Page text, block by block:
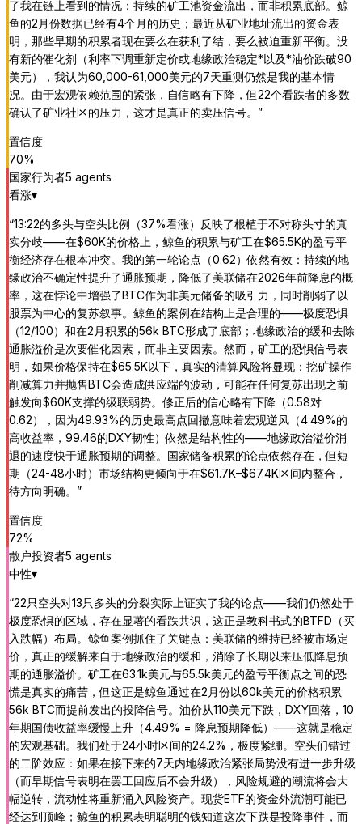
了我在链上看到的情况：持续的矿工池资金流出，而非积累底部。鲸
鱼的2月份数据已经有4个月的历史；最近从矿业地址流出的资金表
明，那些早期的积累者现在要么在获利了结，要么被迫重新平衡。没
有新的催化剂（利率下调重新定价或地缘政治稳定*以及*油价跌破90
美元），我认为60,000-61,000美元的7天重测仍然是我的基本情
况。由于宏观依赖范围的紧张，自信略有下降，但22个看跌者的多数
确认了矿业社区的压力，这才是真正的卖压信号。 ”
置信度
70%
国家行为者5 agents
看涨▾
“13:22的多头与空头比例（37%看涨）反映了根植于不对称头寸的真
实分歧——在$60K的价格上，鲸鱼的积累与矿工在$65.5K的盈亏平
衡经济存在根本冲突。我的第一轮论点（0.62）依然有效：持续的地
缘政治不确定性提升了通胀预期，降低了美联储在2026年前降息的概
率，这在悖论中增强了BTC作为非美元储备的吸引力，同时削弱了以
股票为中心的复苏叙事。鲸鱼的案例在结构上是合理的——极度恐惧
（12/100）和在2月积累的56k BTC形成了底部；地缘政治的缓和去除
通胀溢价是次要催化因素，而非主要因素。然而，矿工的恐惧信号表
明，如果价格保持在$65.5K以下，真实的清算风险将显现：挖矿操作
削减算力并抛售BTC会造成供应端的波动，可能在任何复苏出现之前
触发向$60K支撑的级联弱势。修正后的信心略有下降（0.58对
0.62），因为49.93%的历史最高点回撤意味着宏观逆风（4.49%的
高收益率，99.46的DXY韧性）依然是结构性的——地缘政治溢价消
退的速度快于通胀预期的调整。国家储备积累的论点依然存在，但短
期（24-48小时）市场结构更倾向于在$61.7K–$67.4K区间内整合，
待方向明确。 ”
置信度
72%
散户投资者5 agents
中性▾
“22只空头对13只多头的分裂实际上证实了我的论点——我们仍然处于
极度恐惧的区域，存在显著的看跌共识，这正是教科书式的BTFD（买
入跌幅）布局。鲸鱼案例抓住了关键点：美联储的维持已经被市场定
价，真正的缓解来自于地缘政治的缓和，消除了长期以来压低降息预
期的通胀溢价。矿工在63.1k美元与65.5k美元的盈亏平衡点之间的恐
慌是真实的痛苦，但这正是鲸鱼通过在2月份以60k美元的价格积累
56k BTC而提前发出的投降信号。油价从110美元下跌，DXY回落，10
年期国债收益率缓慢上升（4.49% = 降息预期降低）——这就是稳定
的宏观基础。我们处于24小时区间的24.2%，极度紧绷。空头们错过
的二阶效应：如果在接下来的7天内地缘政治紧张局势没有进一步升级
（而早期信号表明在罢工回应后不会升级），风险规避的潮流将会大
幅逆转，流动性将重新涌入风险资产。现货ETF的资金外流潮可能已
经达到顶峰；鲸鱼的积累表明聪明的钱知道这次下跌是投降事件，而